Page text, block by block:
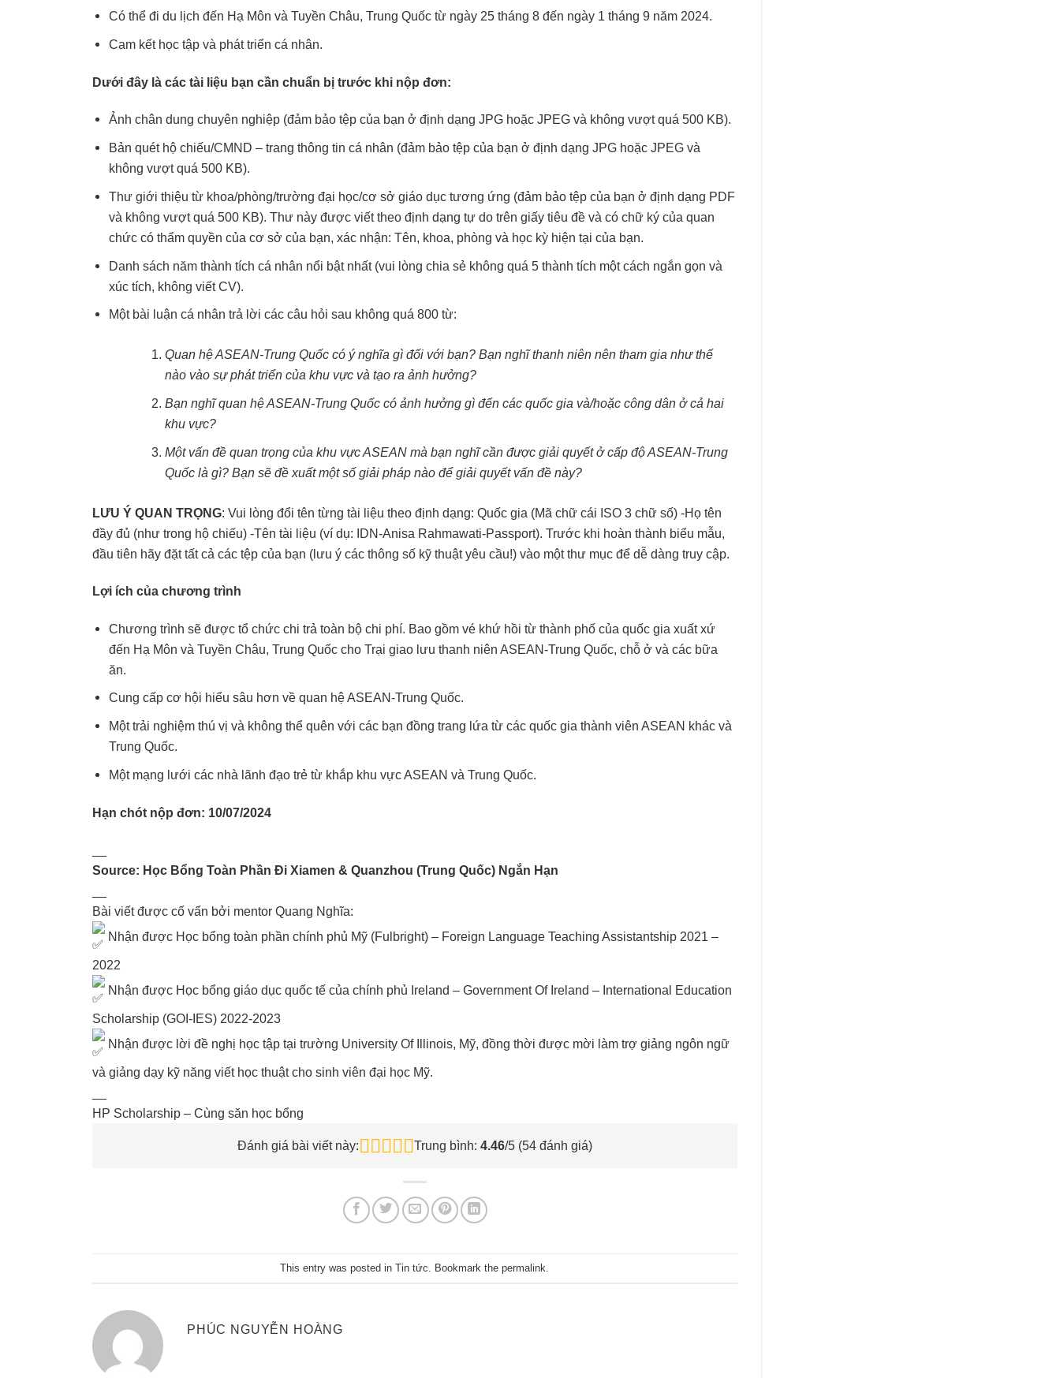
Có thể đi du lịch đến Hạ Môn và Tuyền Châu, Trung Quốc từ ngày 25 tháng 8 đến ngày 1 tháng 9 năm 2024.
Cam kết học tập và phát triển cá nhân.
Dưới đây là các tài liệu bạn cần chuẩn bị trước khi nộp đơn:
Ảnh chân dung chuyên nghiệp (đảm bảo tệp của bạn ở định dạng JPG hoặc JPEG và không vượt quá 500 KB).
Bản quét hộ chiếu/CMND – trang thông tin cá nhân (đảm bảo tệp của bạn ở định dạng JPG hoặc JPEG và
không vượt quá 500 KB).
Thư giới thiệu từ khoa/phòng/trường đại học/cơ sở giáo dục tương ứng (đảm bảo tệp của bạn ở định dạng PDF
và không vượt quá 500 KB). Thư này được viết theo định dạng tự do trên giấy tiêu đề và có chữ ký của quan
chức có thẩm quyền của cơ sở của bạn, xác nhận: Tên, khoa, phòng và học kỳ hiện tại của bạn.
Danh sách năm thành tích cá nhân nổi bật nhất (vui lòng chia sẻ không quá 5 thành tích một cách ngắn gọn và
xúc tích, không viết CV).
Một bài luận cá nhân trả lời các câu hỏi sau không quá 800 từ:
Quan hệ ASEAN-Trung Quốc có ý nghĩa gì đối với bạn? Bạn nghĩ thanh niên nên tham gia như thế
nào vào sự phát triển của khu vực và tạo ra ảnh hưởng?
Bạn nghĩ quan hệ ASEAN-Trung Quốc có ảnh hưởng gì đến các quốc gia và/hoặc công dân ở cả hai
khu vực?
Một vấn đề quan trọng của khu vực ASEAN mà bạn nghĩ cần được giải quyết ở cấp độ ASEAN-Trung
Quốc là gì? Bạn sẽ đề xuất một số giải pháp nào để giải quyết vấn đề này?
LƯU Ý QUAN TRỌNG: Vui lòng đổi tên từng tài liệu theo định dạng: Quốc gia (Mã chữ cái ISO 3 chữ số) -Họ tên
đầy đủ (như trong hộ chiếu) -Tên tài liệu (ví dụ: IDN-Anisa Rahmawati-Passport). Trước khi hoàn thành biểu mẫu,
đầu tiên hãy đặt tất cả các tệp của bạn (lưu ý các thông số kỹ thuật yêu cầu!) vào một thư mục để dễ dàng truy cập.
Lợi ích của chương trình
Chương trình sẽ được tổ chức chi trả toàn bộ chi phí. Bao gồm vé khứ hồi từ thành phố của quốc gia xuất xứ
đến Hạ Môn và Tuyền Châu, Trung Quốc cho Trại giao lưu thanh niên ASEAN-Trung Quốc, chỗ ở và các bữa
ăn.
Cung cấp cơ hội hiểu sâu hơn về quan hệ ASEAN-Trung Quốc.
Một trải nghiệm thú vị và không thể quên với các bạn đồng trang lứa từ các quốc gia thành viên ASEAN khác và
Trung Quốc.
Một mạng lưới các nhà lãnh đạo trẻ từ khắp khu vực ASEAN và Trung Quốc.
Hạn chót nộp đơn: 10/07/2024
Source: Học Bổng Toàn Phần Đi Xiamen & Quanzhou (Trung Quốc) Ngắn Hạn
Bài viết được cố vấn bởi mentor Quang Nghĩa:
Nhận được Học bổng toàn phần chính phủ Mỹ (Fulbright) – Foreign Language Teaching Assistantship 2021 –
2022
Nhận được Học bổng giáo dục quốc tế của chính phủ Ireland – Government Of Ireland – International Education
Scholarship (GOI-IES) 2022-2023
Nhận được lời đề nghị học tập tại trường University Of Illinois, Mỹ, đồng thời được mời làm trợ giảng ngôn ngữ
và giảng dạy kỹ năng viết học thuật cho sinh viên đại học Mỹ.
HP Scholarship – Cùng săn học bổng
Đánh giá bài viết này: Trung bình: 4.46/5 (54đánh giá)
This entry was posted inTin tức . Bookmark thepermalink
PHÚC NGUYỄN HOÀNG